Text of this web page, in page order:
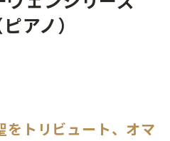
アノ）
をトリビュート、オマ